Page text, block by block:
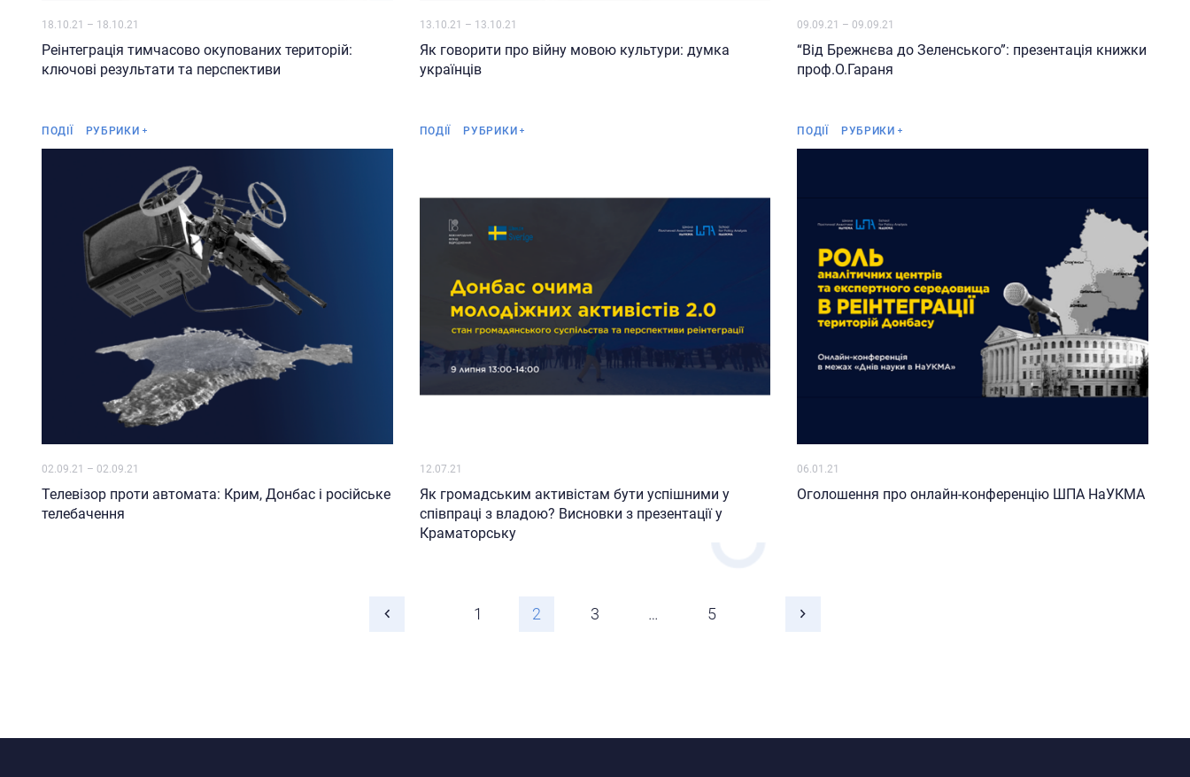
18.10.21 – 18.10.21
Реінтеграція тимчасово окупованих територій:
ключові результати та перспективи
13.10.21 – 13.10.21
Як говорити про війну мовою культури: думка
українців
09.09.21 – 09.09.21
“Від Брежнєва до Зеленського”: презентація книжки
проф.О.Гараня
ПОДІЇ РУБРИКИ
Анонс
02.09.21 – 02.09.21
Телевізор проти автомата: Крим, Донбас і російське
телебачення
ПОДІЇ РУБРИКИ
Реліз
12.07.21
Як громадським активістам бути успішними у
співпраці з владою? Висновки з презентації у
Краматорську
ПОДІЇ РУБРИКИ
Анонс
06.01.21
Оголошення про онлайн-конференцію ШПА НаУКМА
1 2 3 … 5